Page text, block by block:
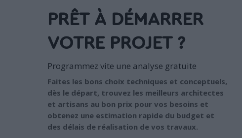
PRÊT À DÉMARRER
VOTRE PROJET ?
Programmez vite une analyse gratuite
Faites les bons choix techniques et conceptuels,
dès le départ, trouvez les meilleurs architectes
et artisans au bon prix pour vos besoins et
obtenez une estimation rapide du budget et
des délais de réalisation de vos travaux.